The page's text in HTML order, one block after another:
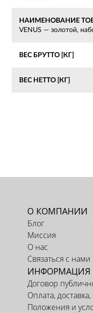
НАИМЕНОВАНИЕ
VENUS — золотой,
ВЕС БРУТТО [КГ]
ВЕС НЕТТО [КГ]
О КОМПАНИИ
Блог
Миссия
О нас
Связаться с нами
ИНФОРМАЦИЯ
Договор
Оплата,
Положения и